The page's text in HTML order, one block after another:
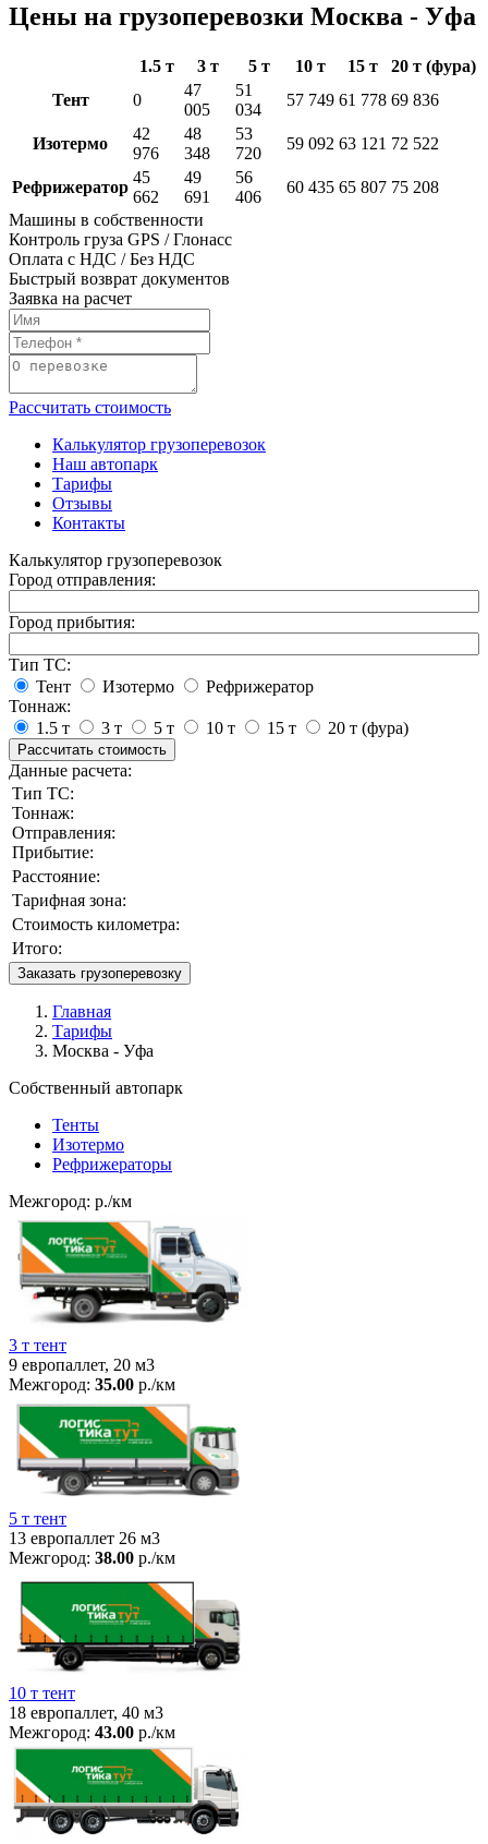
Цены на грузоперевозки Москва - Уфа
1.5 т 3 т 5 т 10 т 15 т
20 т (фура)
Тент
0
47
005
51
034
57 749 61 778 69 836
Изотермо
42
976
48
348
53
720
59 092 63 121 72 522
Рефрижератор
45
662
49
691
56
406
60 435 65 807 75 208
Машины в собственности
Контроль груза GPS / Глонасс
Оплата с НДС / Без НДС
Быстрый возврат документов
Заявка на расчет
Рассчитать стоимость
Калькулятор грузоперевозок
Наш автопарк
Тарифы
Отзывы
Контакты
Калькулятор грузоперевозок
Город отправления:
Город прибытия:
Тип ТС:
Тент
Изотермо
Рефрижератор
Тоннаж:
1.5 т
3 т 5 т 10 т 15 т 20 т (фура)
Рассчитать стоимость
Данные расчета:
Тип ТС:
Тоннаж:
Отправления:
Прибытие:
Расстояние:
Тарифная зона:
Стоимость километра:
Итого:
Заказать грузоперевозку
Главная
Тарифы
Москва - Уфа
Собственный автопарк
Тенты
Изотермо
Рефрижераторы
Межгород: р./км
3 т тент
9 европаллет, 20 м3
Межгород: 35.00 р./км
5 т тент
13 европаллет 26 м3
Межгород: 38.00 р./км
10 т тент
18 европаллет, 40 м3
Межгород: 43.00 р./км